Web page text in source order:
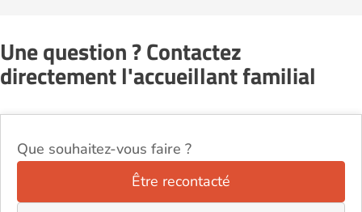
Une question ? Contactez
directement l'accueillant familial
Que souhaitez-vous faire ?
Être recontacté